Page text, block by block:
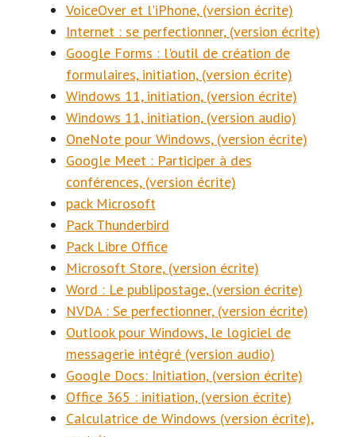
VoiceOver et l'iPhone, (version écrite)
Internet : se perfectionner, (version écrite)
Google Forms : l'outil de création de
formulaires, initiation, (version écrite)
Windows 11, initiation, (version écrite)
Windows 11, initiation, (version audio)
OneNote pour Windows, (version écrite)
Google Meet : Participer à des
conférences, (version écrite)
pack Microsoft
Pack Thunderbird
Pack Libre Office
Microsoft Store, (version écrite)
Word : Le publipostage, (version écrite)
NVDA : Se perfectionner, (version écrite)
Outlook pour Windows, le logiciel de
messagerie intégré (version audio)
Google Docs: Initiation, (version écrite)
Office 365 : initiation, (version écrite)
Calculatrice de Windows (version écrite),